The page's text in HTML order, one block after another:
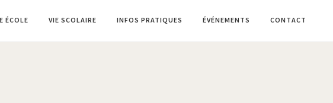
ÉCOLE VIE SCOLAIRE INFOS PRATIQUES ÉVÉNEMENTS CONTACT